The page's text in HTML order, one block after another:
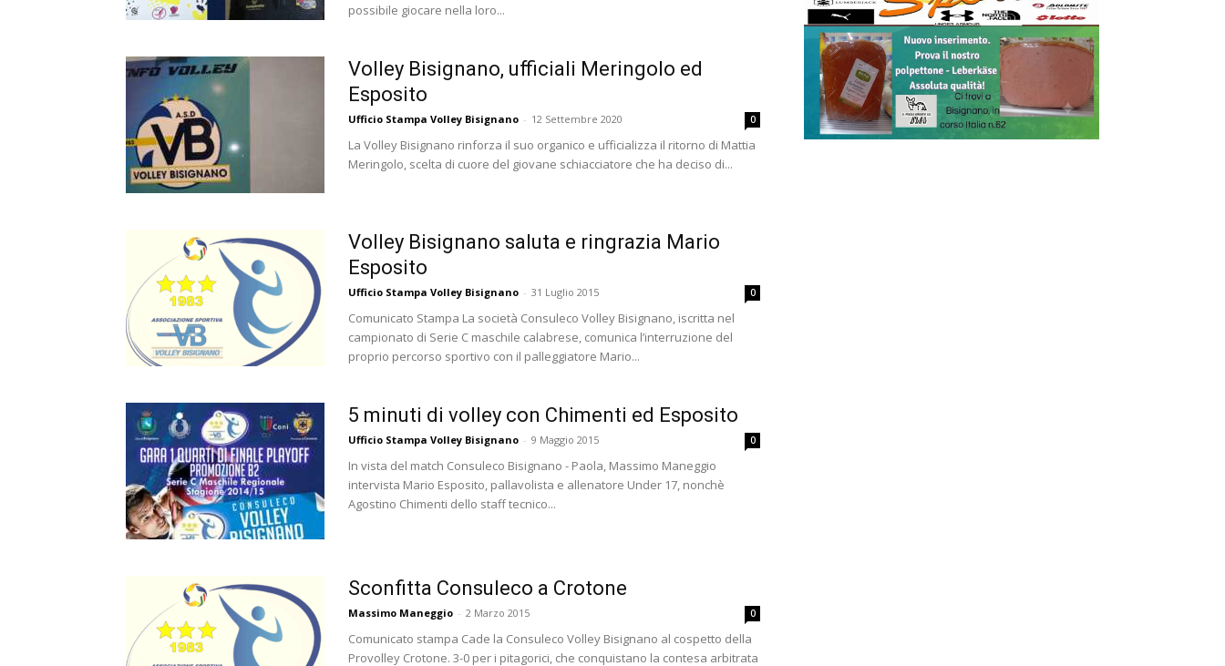
possibile giocare nella loro...
Volley Bisignano, ufficiali Meringolo ed
Esposito
Ufficio Stampa Volley Bisignano - 12 Settembre 2020 0
La Volley Bisignano rinforza il suo organico e ufficializza il ritorno di Mattia
Meringolo, scelta di cuore del giovane schiacciatore che ha deciso di...
Volley Bisignano saluta e ringrazia Mario
Esposito
Ufficio Stampa Volley Bisignano - 31 Luglio 2015 0
Comunicato Stampa La società Consuleco Volley Bisignano, iscritta nel
campionato di Serie C maschile calabrese, comunica l’interruzione del
proprio percorso sportivo con il palleggiatore Mario...
5 minuti di volley con Chimenti ed Esposito
Ufficio Stampa Volley Bisignano - 9 Maggio 2015 0
In vista del match Consuleco Bisignano - Paola, Massimo Maneggio
intervista Mario Esposito, pallavolista e allenatore Under 17, nonchè
Agostino Chimenti dello staff tecnico...
Sconfitta Consuleco a Crotone
Massimo Maneggio - 2 Marzo 2015 0
Comunicato stampa Cade la Consuleco Volley Bisignano al cospetto della
Provolley Crotone. 3-0 per i pitagorici, che conquistano la contesa arbitrata